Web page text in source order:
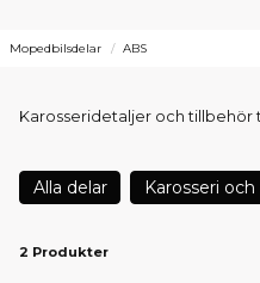
Mopedbilsdelar ABS
Karosseridetaljer och tillbehör
Alla delar Karosseri
2 Produkter